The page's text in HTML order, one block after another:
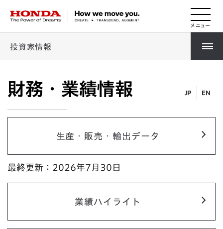
投資家情報
HONDA The Power of Dreams
財務・業績情報 JP EN
生産・販売・輸出データ
最終更新：2026年7月30日
業績ハイライト